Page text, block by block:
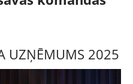
UZŅĒMUMS 2025